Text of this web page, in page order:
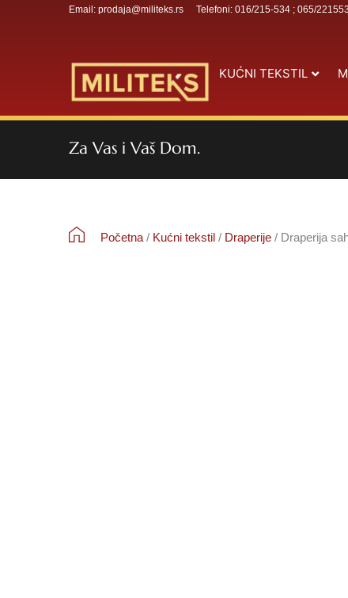
Email: prodaja@militeks.rs Telefoni: 016/215-534 ; 065/
KUĆNI TEKSTIL
Za Vas i Vaš Dom.
Početna / Kućni tekstil / Draperije / Draperija